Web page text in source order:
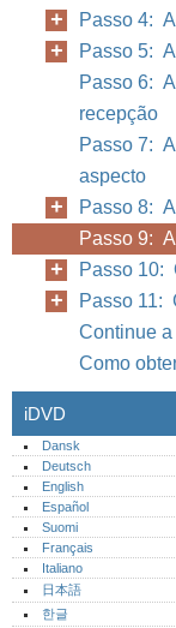
Passo 4:
Passo 5:
Passo 6:
recepção
Passo 7:
aspecto
Passo 8:
Passo 9:
Passo 10:
Passo 11:
Continue
Como
iDVD
Dansk
Deutsch
English
Español
Suomi
Français
Italiano
日本語
한글